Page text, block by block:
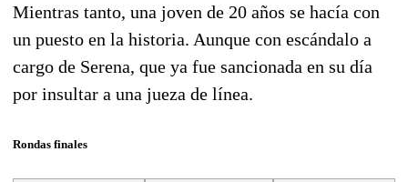
Mientras tanto, una joven de 20 años se hacía con
un puesto en la historia. Aunque con escándalo a
cargo de Serena, que ya fue sancionada en su día
por insultar a una jueza de línea.
Rondas finales